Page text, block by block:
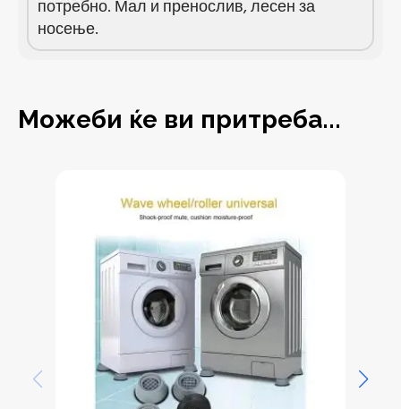
потребно. Мал и пренослив, лесен за
носење.
Можеби ќе ви притреба...